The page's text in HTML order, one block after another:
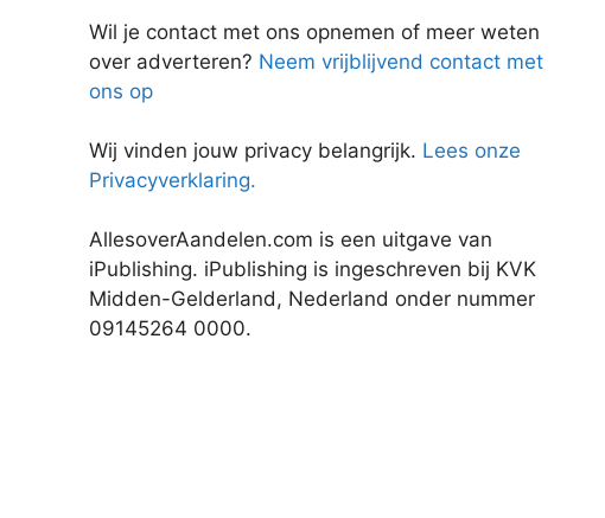
Wil je contact met ons opnemen of meer weten
over adverteren? Neem vrijblijvend contact met
ons op
Wij vinden jouw privacy belangrijk. Lees onze
Privacyverklaring.
AllesoverAandelen.com is een uitgave van
iPublishing. iPublishing is ingeschreven bij KVK
Midden-Gelderland, Nederland onder nummer
09145264 0000.